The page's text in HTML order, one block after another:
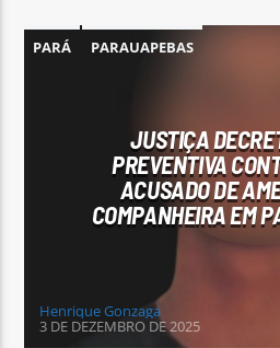
PARÁ PARAUAPEBAS
JUSTIÇA
PREVENTIVA
ACUSADO DE
COMPANHEIRA EM
Henrique Gonzaga
3 DE DEZEMBRO DE 2025